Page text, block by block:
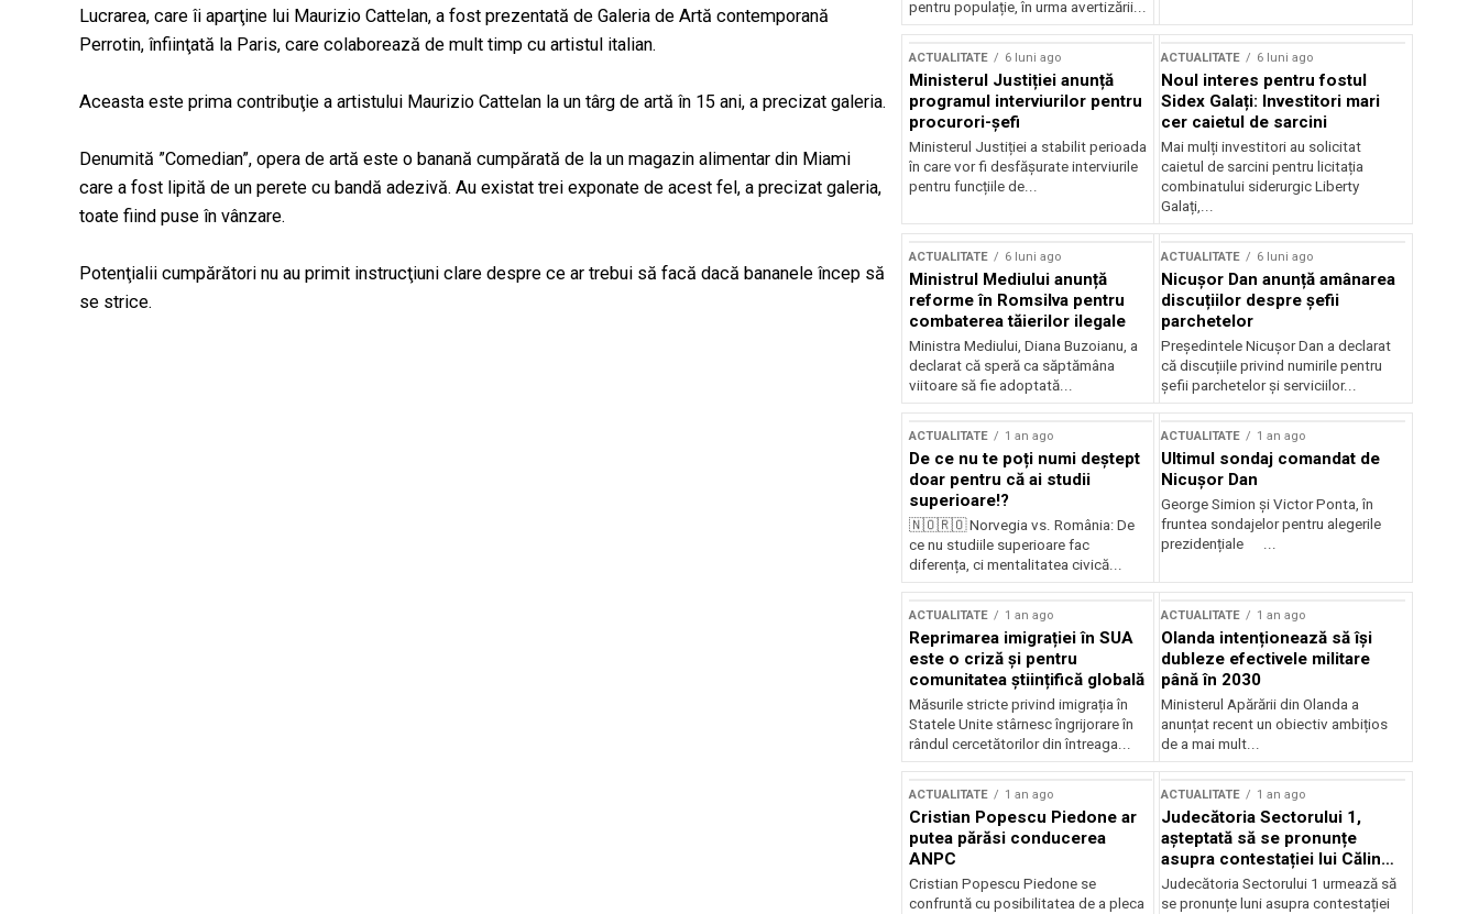
Lucrarea, care îi aparţine lui Maurizio Cattelan, a fost prezentată de Galeria de Artă contemporană
Perrotin, înfiinţată la Paris, care colaborează de mult timp cu artistul italian.
Aceasta este prima contribuţie a artistului Maurizio Cattelan la un târg de artă în 15 ani, a precizat galeria.
Denumită ”Comedian”, opera de artă este o banană cumpărată de la un magazin alimentar din Miami
care a fost lipită de un perete cu bandă adezivă. Au existat trei exponate de acest fel, a precizat galeria,
toate fiind puse în vânzare.
Potenţialii cumpărători nu au primit instrucţiuni clare despre ce ar trebui să facă dacă bananele încep să
se strice.
pentru populație, în urma avertizării...
ACTUALITATE 6 luni ago
Ministerul Justiției anunță
programul interviurilor pentru
procurori-șefi
Ministerul Justiției a stabilit perioada
în care vor fi desfășurate interviurile
pentru funcțiile de...
ACTUALITATE 6 luni ago
Noul interes pentru fostul
Sidex Galați: Investitori mari
cer caietul de sarcini
Mai mulți investitori au solicitat
caietul de sarcini pentru licitația
combinatului siderurgic Liberty
Galați,...
ACTUALITATE 6 luni ago
Ministrul Mediului anunță
reforme în Romsilva pentru
combaterea tăierilor ilegale
Ministra Mediului, Diana Buzoianu, a
declarat că speră ca săptămâna
viitoare să fie adoptată...
ACTUALITATE 6 luni ago
Nicușor Dan anunță amânarea
discuțiilor despre șefii
parchetelor
Președintele Nicușor Dan a declarat
că discuțiile privind numirile pentru
șefii parchetelor și serviciilor...
ACTUALITATE 1 an ago
De ce nu te poți numi deștept
doar pentru că ai studii
superioare!?
🇳🇴🇷🇴 Norvegia vs. România: De
ce nu studiile superioare fac
diferența, ci mentalitatea civică...
ACTUALITATE 1 an ago
Ultimul sondaj comandat de
Nicușor Dan
George Simion și Victor Ponta, în
fruntea sondajelor pentru alegerile
prezidențiale ...
ACTUALITATE 1 an ago
Reprimarea imigrației în SUA
este o criză și pentru
comunitatea științifică globală
Măsurile stricte privind imigrația în
Statele Unite stârnesc îngrijorare în
rândul cercetătorilor din întreaga...
ACTUALITATE 1 an ago
Olanda intenționează să își
dubleze efectivele militare
până în 2030
Ministerul Apărării din Olanda a
anunțat recent un obiectiv ambițios
de a mai mult...
ACTUALITATE 1 an ago
Cristian Popescu Piedone ar
putea părăsi conducerea
ANPC
Cristian Popescu Piedone se
confruntă cu posibilitatea de a pleca
ACTUALITATE 1 an ago
Judecătoria Sectorului 1,
așteptată să se pronunțe
asupra contestației lui Călin
Georgescu privind controlul
judiciar
Judecătoria Sectorului 1 urmează să
se pronunțe luni asupra contestației